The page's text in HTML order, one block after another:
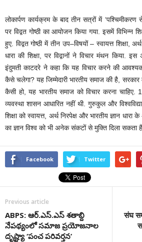
लोकार्पण कार्यक्रम के बाद तीन सत्रों में ‘पश्चिमीकरण
पर विद्वत गोष्ठी का आयोजन किया गया. इसमें विभिन्न
हुए. विद्वत गोष्ठी में तीन उप–विषयों – स्वायत्त शिक्षा,
धारा की शिक्षा, पर विद्वानों ने विचार मंथन किया.
इंदुमती काटदरे ने कहा कि यह विचार करने की
कैसे चलेगा? यह जिम्मेदारी भारतीय समाज की है, सरकार
कैसी हो, यह भारतीय समाज को विचार करना चाहिए.
व्यवस्था शासन आधारित नहीं थी. गुरुकुल और
शिक्षा को स्वायत्त, अर्थ निरपेक्ष और भारतीय ज्ञान
का ज्ञान विश्व को भी अनेक संकटों से मुक्ति दिला सकता
Facebook Twitter
Previous article
ABPS: ఆర్‌.ఎస్‌.ఎస్ శతాబ్ది
నేప‌థ్యంలో సమాజ ప్రయోజనాల
దృష్ట్యా ‘పంచ పరివర్తన’
संघ